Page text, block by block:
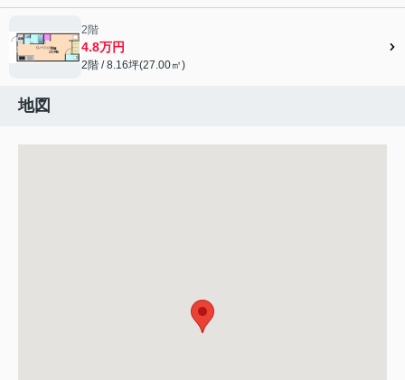
2階
4.8万円
2階 / 8.16坪(27.00㎡)
地図